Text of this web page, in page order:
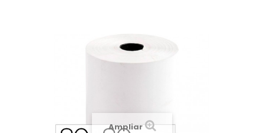
Ampliar